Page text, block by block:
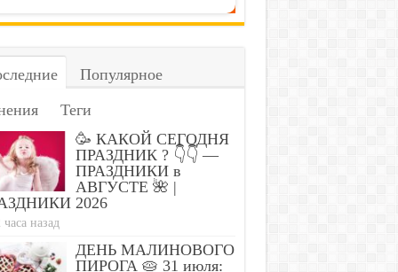
Популярное
Теги
🥳 КАКОЙ СЕГОДНЯ
ПРАЗДНИК ? 👇👇 —
ПРАЗДНИКИ в
АВГУСТЕ 🌺 |
2026
часа назад
ДЕНЬ МАЛИНОВОГО
ПИРОГА 🥧 31 июля: